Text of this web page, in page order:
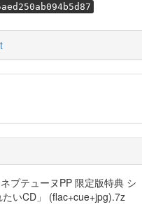
プテューヌPP 限定版特典 シ
いCD」 (flac+cue+jpg).7z